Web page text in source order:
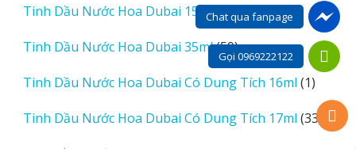
phẩm
Tinh Dầu Nước Hoa Dubai 15ml 1414
sản
phẩm
Tinh Dầu Nước Hoa Dubai 35ml 5959
sản
phẩm
Tinh Dầu Nước Hoa Dubai Có Dung Tích 16ml 11
sản
phẩm
Tinh Dầu Nước Hoa Dubai Có Dung Tích 17ml 3333
sản
Chat qua fanpage
Gọi 0969222122